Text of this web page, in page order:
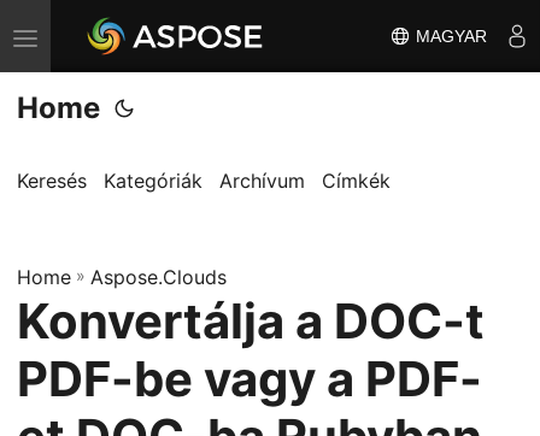
T
o
g
l
a
v
i
g
MAGYAR
Home
Keresés Kategóriák Archívum Címkék
Home » Aspose.Clouds
Konvertálja a DOC-t
PDF-be vagy a PDF-